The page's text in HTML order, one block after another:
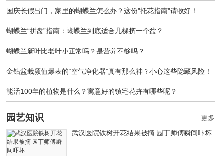
国庆长假出门，家里的蝴蝶兰怎么办？这份"托花指南"请收好！
蝴蝶兰“拼盘”指南：蝴蝶兰到底适合几棵挤一个盆？
蝴蝶兰新叶比老叶小正常吗？是营养不够吗？
金钻盆栽颜值爆表的“空气净化器”真有那么神？小心这些隐藏风险！
能活100年的植物是什么？寓意好的镇宅花卉有哪些呢？
园艺知识
武汉医院铁树开花结果被摘 园丁师傅瞬间吓坏
更多